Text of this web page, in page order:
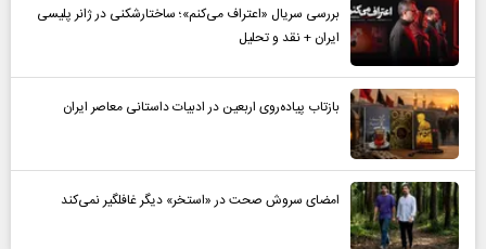
بررسی سریال «اعتراف می‌کنم»؛ ساختارشکنی در ژانر پلیسی
ایران + نقد و تحلیل
بازتاب پیاده‌روی اربعین در ادبیات داستانی معاصر ایران
امضای سروش صحت در «استخر» دیگر غافلگیر نمی‌کند